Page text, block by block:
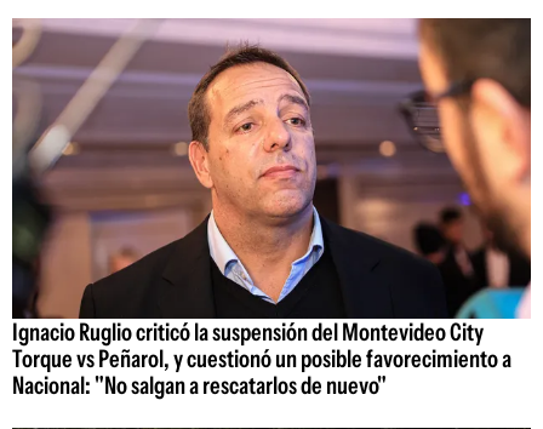
Ignacio Ruglio criticó la suspensión del Montevideo City
Torque vs Peñarol, y cuestionó un posible favorecimiento a
Nacional: "No salgan a rescatarlos de nuevo"